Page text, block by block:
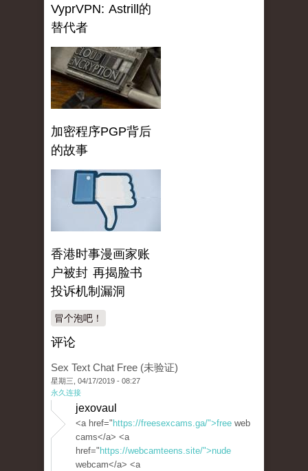
VyprVPN: Astrill的
替代者
加密程序PGP背后
的故事
香港时事漫画家账
户被封 再揭脸书
投诉机制漏洞
冒个泡吧！
评论
Sex Text Chat Free (未验证)
星期三, 04/17/2019 - 08:27
永久连接
jexovaul
<a href=" https://freesexcams.ga/">free web
cams</a> <a
href=" https://webcamteens.site/">nude
webcam</a> <a